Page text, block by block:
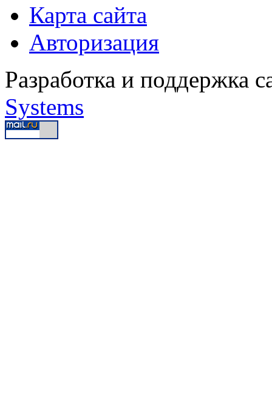
Карта сайта
Авторизация
Разработка и поддержка
Systems